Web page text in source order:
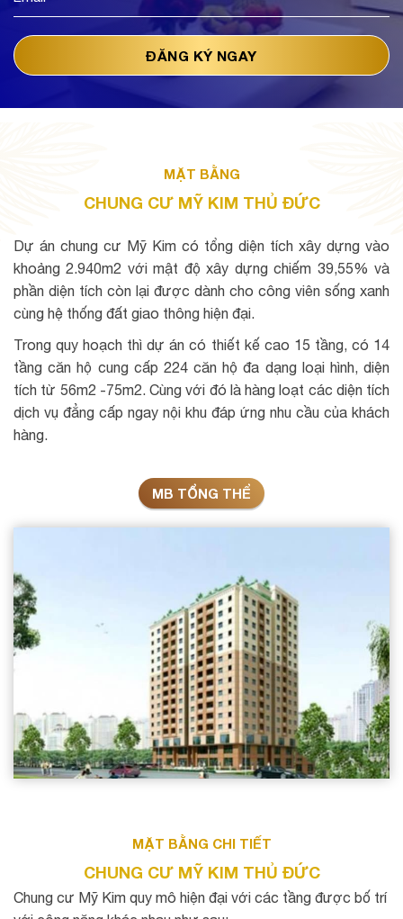
MẶT BẰNG
CHUNG CƯ MỸ KIM THỦ ĐỨC
Dự án chung cư Mỹ Kim có tổng diện tích xây dựng vào
khoảng 2.940m2 với mật độ xây dựng chiếm 39,55% và
phần diện tích còn lại được dành cho công viên sống xanh
cùng hệ thống đất giao thông hiện đại.
Trong quy hoạch thì dự án có thiết kế cao 15 tầng, có 14
tầng căn hộ cung cấp 224 căn hộ đa dạng loại hình, diện
tích từ 56m2 -75m2. Cùng với đó là hàng loạt các diện tích
dịch vụ đẳng cấp ngay nội khu đáp ứng nhu cầu của khách
hàng.
MB TỔNG THỂ
MẶT BẰNG CHI TIẾT
CHUNG CƯ MỸ KIM THỦ ĐỨC
Chung cư Mỹ Kim quy mô hiện đại với các tầng được bố trí